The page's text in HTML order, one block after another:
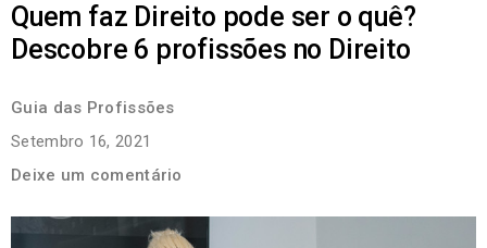
Quem faz Direito pode ser o quê?
Descobre 6 profissões no Direito
Guia das Profissões
Setembro 16, 2021
Deixe um comentário